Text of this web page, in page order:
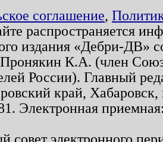
соглашение,
распространяется
издания «Дебри-ДВ»
К.А. (член
России). Главный
край,
Электронная
совет электронного